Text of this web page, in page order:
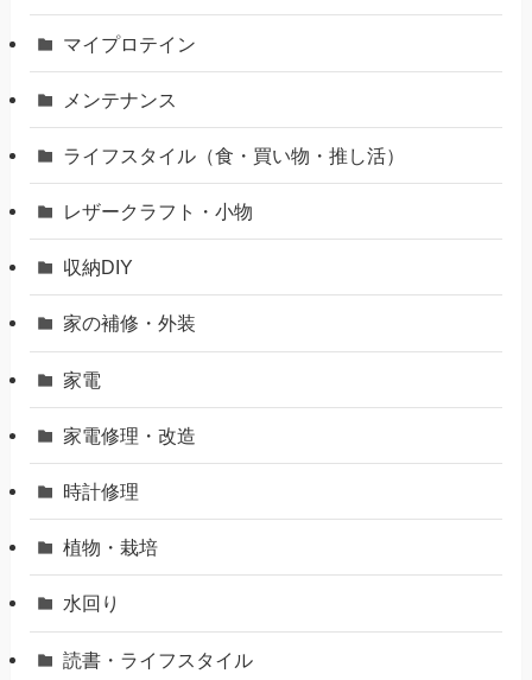
マイプロテイン
メンテナンス
ライフスタイル（食・買い物・推し活）
レザークラフト・小物
収納DIY
家の補修・外装
家電
家電修理・改造
時計修理
植物・栽培
水回り
読書・ライフスタイル